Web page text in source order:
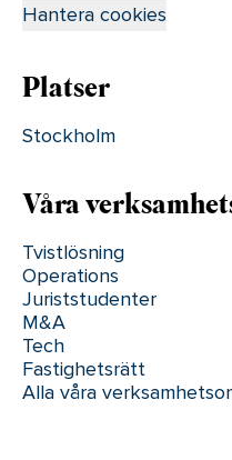
Hantera cookies
Platser
Stockholm
Våra
Tvistlösning
Operations
Juriststudenter
M&A
Tech
Fastighetsrätt
Alla våra